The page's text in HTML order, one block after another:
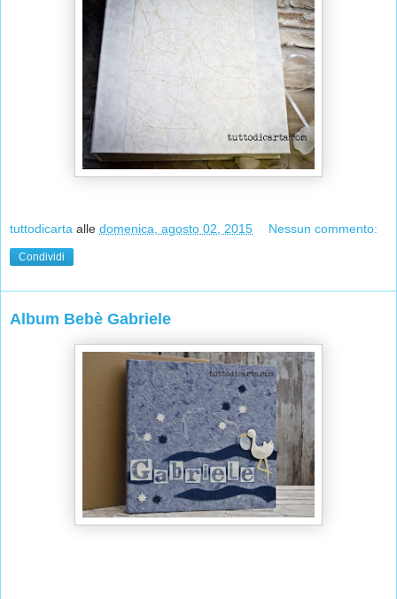
tuttodicarta alle domenica, agosto 02, 2015 Nessun commento:
Condividi
Album Bebè Gabriele